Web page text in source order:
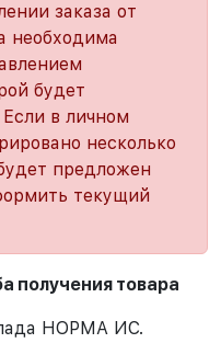
заказа от
необходима
будет
Если в личном
несколько
предложен
текущий
получения товара
НОРМА ИС.